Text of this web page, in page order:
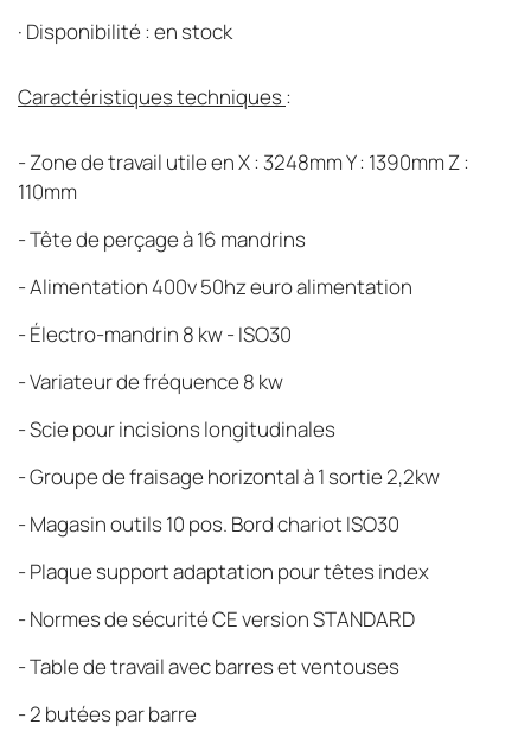
· Disponibilité : en stock
Caractéristiques techniques :
- Zone de travail utile en X : 3248mm Y : 1390mm Z :
110mm
- Tête de perçage à 16 mandrins
- Alimentation 400v 50hz euro alimentation
- Électro-mandrin 8 kw - ISO30
- Variateur de fréquence 8 kw
- Scie pour incisions longitudinales
- Groupe de fraisage horizontal à 1 sortie 2,2kw
- Magasin outils 10 pos. Bord chariot ISO30
- Plaque support adaptation pour têtes index
- Normes de sécurité CE version STANDARD
- Table de travail avec barres et ventouses
- 2 butées par barre